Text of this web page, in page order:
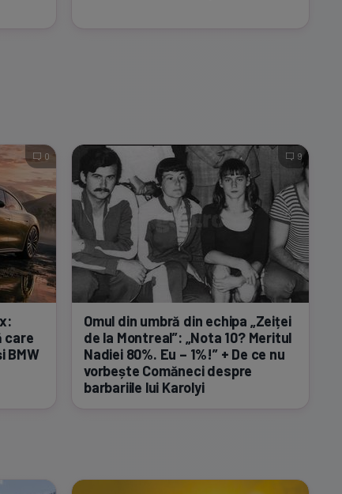
care
BMW
0
Omul din umbră din echipa „Zeiței
de la Montreal”: „Nota 10? Meritul
Nadiei 80%. Eu – 1%!” + De ce nu
vorbește Comăneci despre
barbariile lui Karolyi
9